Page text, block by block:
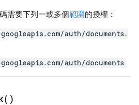
需要下列一或多個範圍的授權：
auth/documents.
auth/documents
)